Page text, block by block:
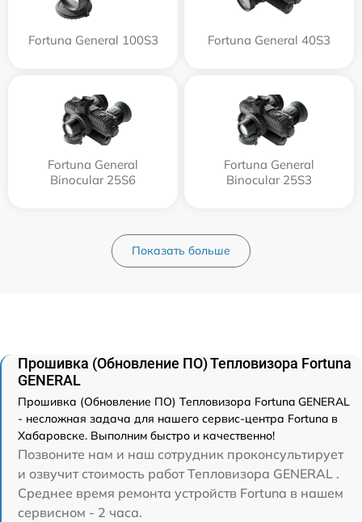
Fortuna General 100S3 Fortuna General 40S3
Fortuna General
Binocular 25S6
Fortuna General
Binocular 25S3
Показать больше
Прошивка (Обновление ПО) Тепловизора Fortuna
GENERAL
Прошивка (Обновление ПО) Тепловизора Fortuna GENERAL
- несложная задача для нашего сервис-центра Fortuna в
Хабаровске. Выполним быстро и качественно!
Позвоните нам и наш сотрудник проконсультирует
и озвучит стоимость работ Тепловизора GENERAL .
Среднее время ремонта устройств Fortuna в нашем
сервисном - 2 часа.